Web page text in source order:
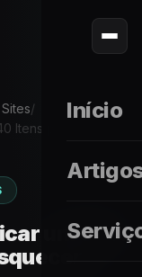
Início
/
Itens para Não
um Site: